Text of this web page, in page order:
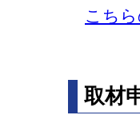
こち
取材